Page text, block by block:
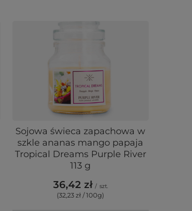
Sojowa świeca zapachowa w
szkle ananas mango papaja
Tropical Dreams Purple River
113 g
36,42 zł / szt.
(32,23 zł / 100g)